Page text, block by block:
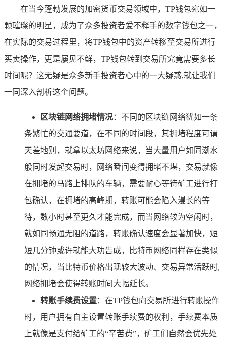
在当今蓬勃发展的加密货币交易领域中，TP钱包宛如一
颗璀璨的明星，成为了众多投资者爱不释手的数字钱包之一，
在实际的交易过程里，将TP钱包中的资产转移至交易所进行
买卖操作，更是屡见不鲜，TP钱包转到交易所究竟需要多长
时间呢？这无疑是众多新手投资者心中的一大疑惑,就让我们
一同深入剖析这个问题。
区块链网络拥堵情况：不同的区块链网络犹如一条
条繁忙的交通要道，在不同的时间段，其拥堵程度可谓
天差地别，就拿以太坊网络来说，当大量用户如同潮水
般同时发起交易时，网络瞬间变得拥堵不堪，交易就像
在拥堵的马路上排队的车辆，需要耐心等待矿工进行打
包确认，在拥堵的高峰期，转账可能会陷入漫长的等
待，数小时甚至更久才能完成，而当网络较为空闲时，
就如同畅通无阻的道路，转账确认速度会显著加快，短
短几分钟或许就能大功告成，比特币网络同样存在类似
的情况，当比特币价格出现较大波动、交易异常活跃时,
网络拥堵会使得转账时间大幅延长。
转账手续费设置：在TP钱包向交易所进行转账操作
时，用户拥有自主设置转账手续费的权利，手续费本质
上就像是支付给矿工的“辛苦费”，矿工们自然会优先处